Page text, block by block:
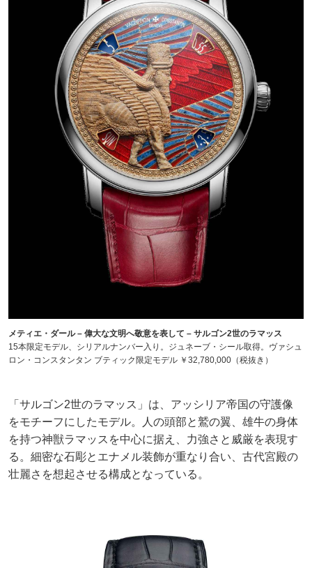
メティエ・ダール – 偉大な文明へ敬意を表して – サルゴン2世のラマッス
15本限定モデル、シリアルナンバー入り。ジュネーブ・シール取得。ヴァシュ
ロン・コンスタンタン ブティック限定モデル ￥32,780,000（税抜き）
「サルゴン2世のラマッス」は、アッシリア帝国の守護像
をモチーフにしたモデル。人の頭部と鷲の翼、雄牛の身体
を持つ神獣ラマッスを中心に据え、力強さと威厳を表現す
る。細密な石彫とエナメル装飾が重なり合い、古代宮殿の
壮麗さを想起させる構成となっている。